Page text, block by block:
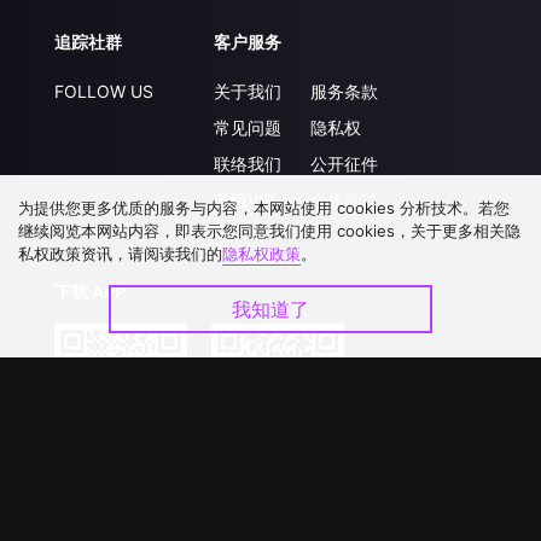
追踪社群
FOLLOW US
客户服务
关于我们
常见问题
联络我们
升级VIP
服务条款
隐私权
公开征件
合作洽談
下载 APP
为提供您更多优质的服务与内容，本网站使用 cookies 分析技术。若您
继续阅览本网站内容，即表示您同意我们使用 cookies，关于更多相关隐
私权政策资讯，请阅读我们的隐私权政策。
我知道了